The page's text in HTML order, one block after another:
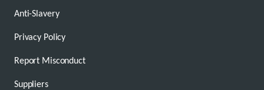
Anti-Slavery
Privacy Policy
Report Misconduct
Suppliers